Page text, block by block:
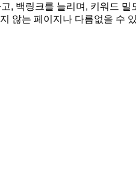
, 백링크를 늘리며, 키워드
않는 페이지나 다름없을 수